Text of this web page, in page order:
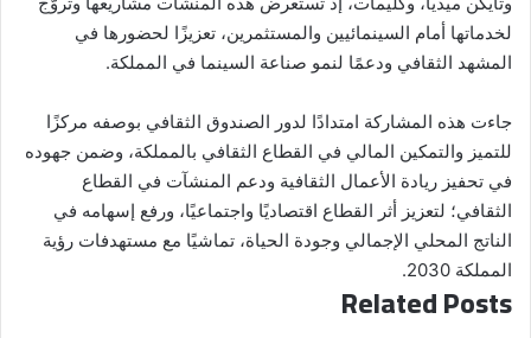
لخدماتها أمام السينمائيين والمستثمرين، تعزيزًا لحضورها في
المشهد الثقافي ودعمًا لنمو صناعة السينما في المملكة.
جاءت هذه المشاركة امتدادًا لدور الصندوق الثقافي بوصفه مركزًا
للتميز والتمكين المالي في القطاع الثقافي بالمملكة، وضمن جهوده
في تحفيز ريادة الأعمال الثقافية ودعم المنشآت في القطاع
الثقافي؛ لتعزيز أثر القطاع اقتصاديًا واجتماعيًا، ورفع إسهامه في
الناتج المحلي الإجمالي وجودة الحياة، تماشيًا مع مستهدفات رؤية
المملكة 2030.
Related Posts